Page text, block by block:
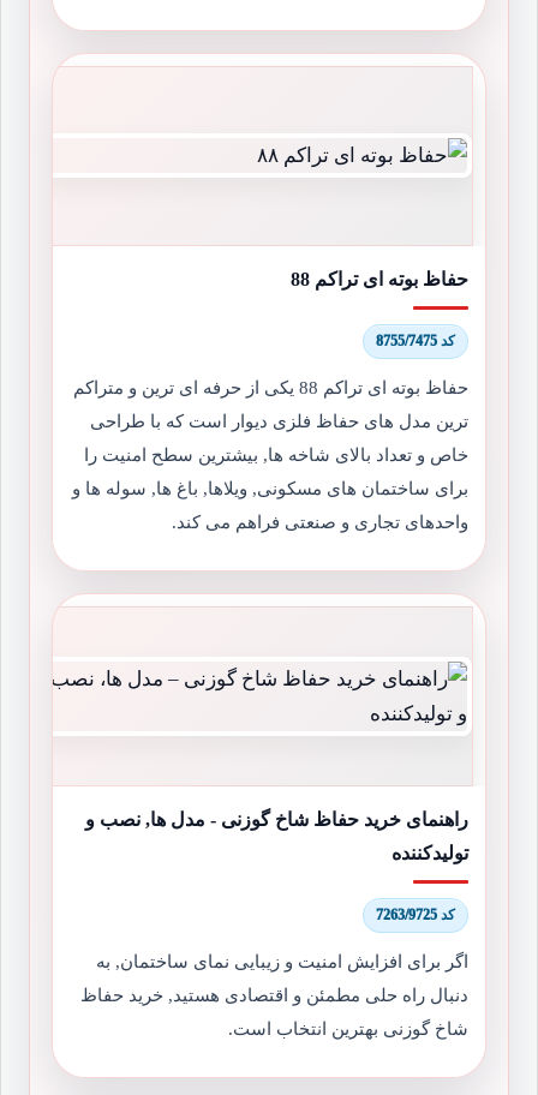
حفاظ بوته ای تراکم 88
کد 8755/7475
حفاظ بوته ای تراکم 88 یکی از حرفه ای ترین و متراکم
ترین مدل های حفاظ فلزی دیوار است که با طراحی
خاص و تعداد بالای شاخه ها, بیشترین سطح امنیت را
برای ساختمان های مسکونی, ویلاها, باغ ها, سوله ها و
واحدهای تجاری و صنعتی فراهم می کند.
راهنمای خرید حفاظ شاخ گوزنی - مدل ها, نصب و
تولیدکننده
کد 7263/9725
اگر برای افزایش امنیت و زیبایی نمای ساختمان, به
دنبال راه حلی مطمئن و اقتصادی هستید, خرید حفاظ
شاخ گوزنی بهترین انتخاب است.